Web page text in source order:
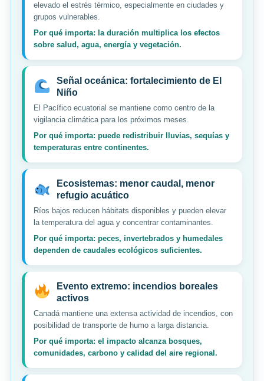
elevado el estrés térmico, especialmente en ciudades y
grupos vulnerables.
Por qué importa: la duración multiplica los efectos
sobre salud, agua, energía y vegetación.
Señal oceánica: fortalecimiento de El
Niño
El Pacífico ecuatorial se mantiene como centro de la
vigilancia climática para los próximos meses.
Por qué importa: puede redistribuir lluvias, sequías y
temperaturas entre continentes.
Ecosistemas: menor caudal, menor
refugio acuático
Ríos bajos reducen hábitats disponibles y pueden elevar
la temperatura del agua y concentrar contaminantes.
Por qué importa: peces, invertebrados y humedales
dependen de caudales ecológicos suficientes.
Evento extremo: incendios boreales
activos
Canadá mantiene una extensa actividad de incendios, con
posibilidad de transporte de humo a larga distancia.
Por qué importa: el impacto alcanza bosques,
comunidades, carbono y calidad del aire regional.